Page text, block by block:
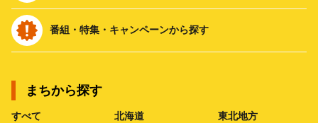
番組・特集・キャンペーンから探す
まちから探す
すべて 北海道 東北地方